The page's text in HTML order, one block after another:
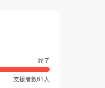
終了
支援者数61 人